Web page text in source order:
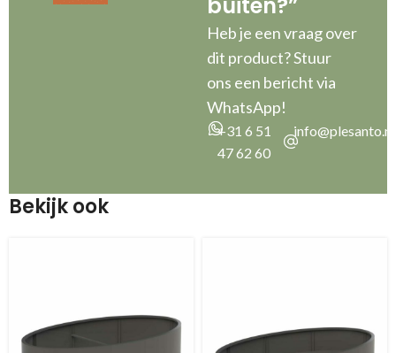
Heb je een vraag over
dit product? Stuur
ons een bericht via
WhatsApp!
+31 6 51
47 62 60
info@plesanto.nl
Bekijk ook